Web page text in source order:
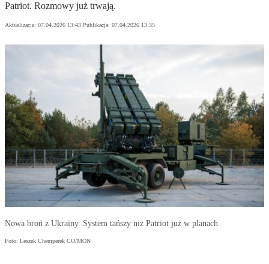
Patriot. Rozmowy już trwają.
Aktualizacja: 07.04.2026 13:43 Publikacja: 07.04.2026 13:35
Nowa broń z Ukrainy. System tańszy niż Patriot już w planach
Foto: Leszek Chemperek CO/MON